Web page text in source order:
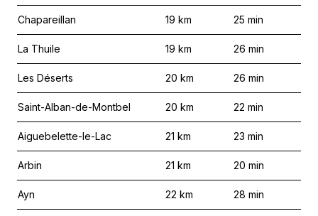
Chapareillan 19 km 25 min
La Thuile 19 km 26 min
Les Déserts 20 km 26 min
Saint-Alban-de-Montbel 20 km 22 min
Aiguebelette-le-Lac 21 km 23 min
Arbin 21 km 20 min
Ayn 22 km 28 min